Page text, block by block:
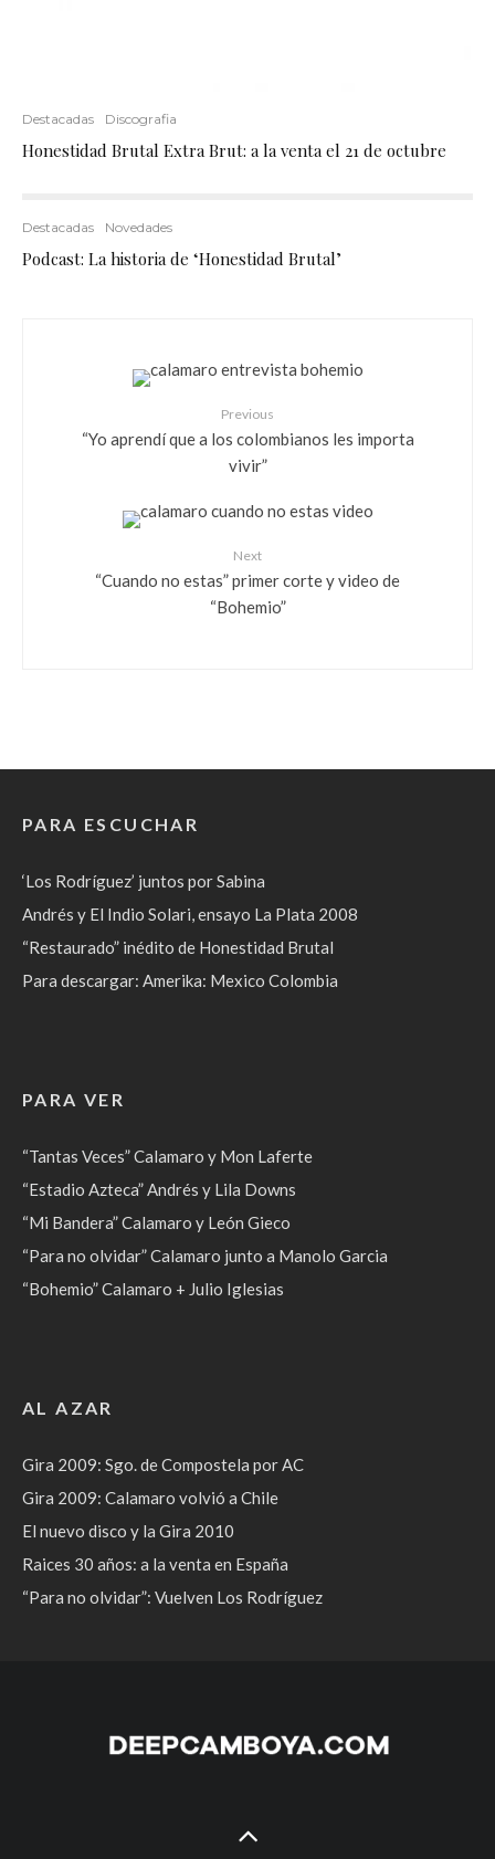
Destacadas Discografia
Honestidad Brutal Extra Brut: a la venta el 21 de octubre
Destacadas Novedades
Podcast: La historia de ‘Honestidad Brutal’
Previous
“Yo aprendí que a los colombianos les importa
vivir”
Next
“Cuando no estas” primer corte y video de
“Bohemio”
PARA ESCUCHAR
‘Los Rodríguez’ juntos por Sabina
Andrés y El Indio Solari, ensayo La Plata 2008
“Restaurado” inédito de Honestidad Brutal
Para descargar: Amerika: Mexico Colombia
PARA VER
“Tantas Veces” Calamaro y Mon Laferte
“Estadio Azteca” Andrés y Lila Downs
“Mi Bandera” Calamaro y León Gieco
“Para no olvidar” Calamaro junto a Manolo Garcia
“Bohemio” Calamaro + Julio Iglesias
AL AZAR
Gira 2009: Sgo. de Compostela por AC
Gira 2009: Calamaro volvió a Chile
El nuevo disco y la Gira 2010
Raices 30 años: a la venta en España
“Para no olvidar”: Vuelven Los Rodríguez